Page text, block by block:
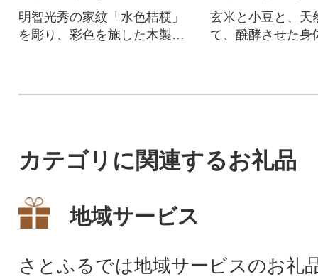
明智光秀の家紋「水色桔梗」
を彫り、彩色を施した木製イ
玄米と小豆と、天
て、醗酵させた身
カテゴリに関連するお礼品
地域サービス
さとふるでは地域サービスのお礼